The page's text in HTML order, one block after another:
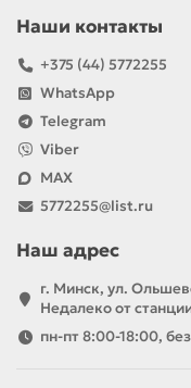
Наши контакты
+375 (44) 5772255
WhatsApp
Telegram
Viber
MAX
5772255@list.ru
Наш адрес
г. Минск, ул.
Недалеко от
пн-пт 8:00-18:00,